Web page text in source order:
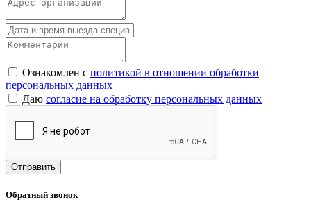
Ознакомлен с политикой в отношении обработки
персональных данных
Даю согласие на обработку персональных данных
Обратный звонок